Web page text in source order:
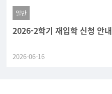
일반
2026-2학기 재입학 신청 안내
2026-06-16